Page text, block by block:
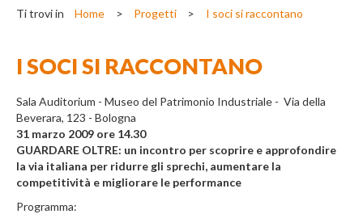
Ti trovi in Home > Progetti > I soci si raccontano
I SOCI SI RACCONTANO
Sala Auditorium - Museo del Patrimonio Industriale - Via della
Beverara, 123 - Bologna
31 marzo 2009 ore 14.30
GUARDARE OLTRE: un incontro per scoprire e approfondire
la via italiana per ridurre gli sprechi, aumentare la
competitività e migliorare le performance
Programma: